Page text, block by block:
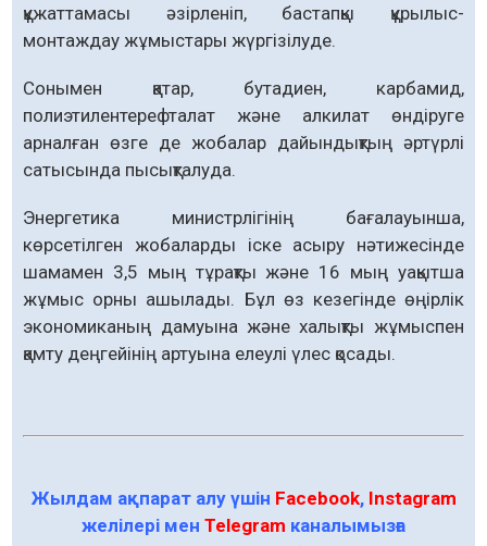
құжаттамасы әзірленіп, бастапқы құрылыс-
монтаждау жұмыстары жүргізілуде.
Сонымен қатар, бутадиен, карбамид,
полиэтилентерефталат және алкилат өндіруге
арналған өзге де жобалар дайындықтың әртүрлі
сатысында пысықталуда.
Энергетика министрлігінің бағалауынша,
көрсетілген жобаларды іске асыру нәтижесінде
шамамен 3,5 мың тұрақты және 16 мың уақытша
жұмыс орны ашылады. Бұл өз кезегінде өңірлік
экономиканың дамуына және халықты жұмыспен
қамту деңгейінің артуына елеулі үлес қосады.
Жылдам ақпарат алу үшін Facebook, Instagram
желілері мен Telegram каналымызға